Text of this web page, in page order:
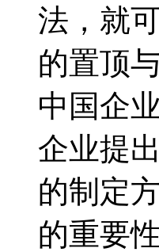
法，就
的置顶
中国企
企业提
的制定
的重要